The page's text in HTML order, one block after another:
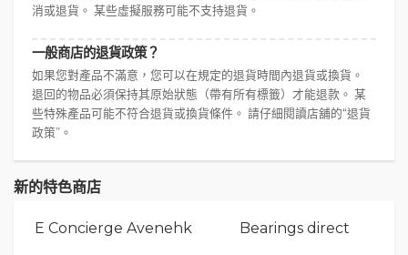
消或退貨。 某些虛擬服務可能不支持退貨。
一般商店的退貨政策？
如果您對產品不滿意，您可以在規定的退貨時間內退貨或換貨。
退回的物品必須保持其原始狀態（帶有所有標籤）才能退款。 某
些特殊產品可能不符合退貨或換貨條件。 請仔細閱讀店舖的“退貨
政策”。
新的特色商店
E Concierge Avenehk Bearings direct